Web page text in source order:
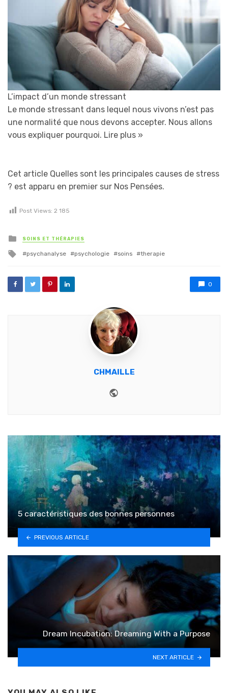
L’impact d’un monde stressant
Le monde stressant dans lequel nous vivons n’est pas
une normalité que nous devons accepter. Nous allons
vous expliquer pourquoi. Lire plus »
Cet article Quelles sont les principales causes de stress
? est apparu en premier sur Nos Pensées.
Post Views: 2 185
Posted in
SOINS ET THÉRAPIES
Tagged with
psychanalyse psychologie soins therapie
0
CHMAILLE
5 caractéristiques des bonnes personnes
PREVIOUS ARTICLE
Dream Incubation: Dreaming With a Purpose
NEXT ARTICLE